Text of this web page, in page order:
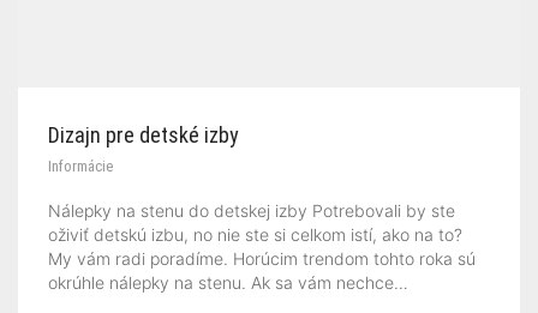
Dizajn pre detské izby
Informácie
Nálepky na stenu do detskej izby Potrebovali by ste
oživiť detskú izbu, no nie ste si celkom istí, ako na to?
My vám radi poradíme. Horúcim trendom tohto roka sú
okrúhle nálepky na stenu. Ak sa vám nechce…